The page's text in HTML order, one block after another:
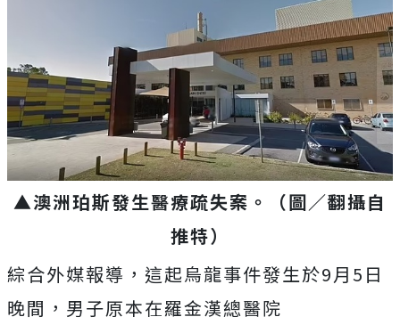
▲澳洲珀斯發生醫療疏失案。（圖／翻攝自
推特）
綜合外媒報導，這起烏龍事件發生於9月5日
晚間，男子原本在羅金漢總醫院